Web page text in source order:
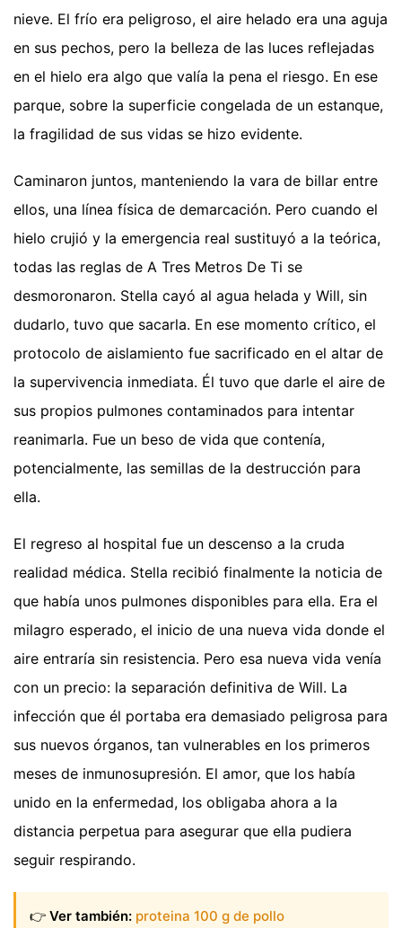
nieve. El frío era peligroso, el aire helado era una aguja
en sus pechos, pero la belleza de las luces reflejadas
en el hielo era algo que valía la pena el riesgo. En ese
parque, sobre la superficie congelada de un estanque,
la fragilidad de sus vidas se hizo evidente.
Caminaron juntos, manteniendo la vara de billar entre
ellos, una línea física de demarcación. Pero cuando el
hielo crujió y la emergencia real sustituyó a la teórica,
todas las reglas de A Tres Metros De Ti se
desmoronaron. Stella cayó al agua helada y Will, sin
dudarlo, tuvo que sacarla. En ese momento crítico, el
protocolo de aislamiento fue sacrificado en el altar de
la supervivencia inmediata. Él tuvo que darle el aire de
sus propios pulmones contaminados para intentar
reanimarla. Fue un beso de vida que contenía,
potencialmente, las semillas de la destrucción para
ella.
El regreso al hospital fue un descenso a la cruda
realidad médica. Stella recibió finalmente la noticia de
que había unos pulmones disponibles para ella. Era el
milagro esperado, el inicio de una nueva vida donde el
aire entraría sin resistencia. Pero esa nueva vida venía
con un precio: la separación definitiva de Will. La
infección que él portaba era demasiado peligrosa para
sus nuevos órganos, tan vulnerables en los primeros
meses de inmunosupresión. El amor, que los había
unido en la enfermedad, los obligaba ahora a la
distancia perpetua para asegurar que ella pudiera
seguir respirando.
👉 Ver también: proteina 100 g de pollo